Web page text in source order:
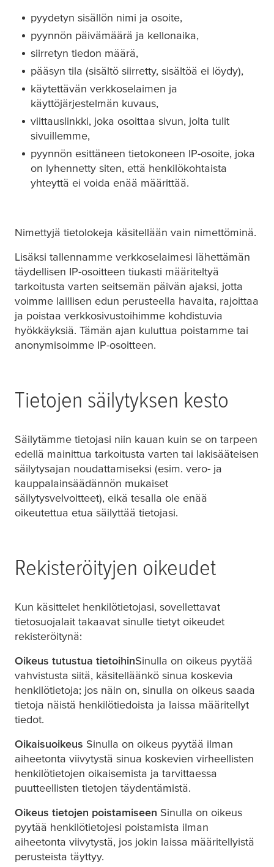
pyydetyn sisällön nimi ja osoite,
pyynnön päivämäärä ja kellonaika,
siirretyn tiedon määrä,
pääsyn tila (sisältö siirretty, sisältöä ei löydy),
käytettävän verkkoselaimen ja
käyttöjärjestelmän kuvaus,
viittauslinkki, joka osoittaa sivun, jolta tulit
sivuillemme,
pyynnön esittäneen tietokoneen IP-osoite, joka
on lyhennetty siten, että henkilökohtaista
yhteyttä ei voida enää määrittää.
Nimettyjä tietolokeja käsitellään vain nimettöminä.
Lisäksi tallennamme verkkoselaimesi lähettämän
täydellisen IP-osoitteen tiukasti määriteltyä
tarkoitusta varten seitsemän päivän ajaksi, jotta
voimme laillisen edun perusteella havaita, rajoittaa
ja poistaa verkkosivustoihimme kohdistuvia
hyökkäyksiä. Tämän ajan kuluttua poistamme tai
anonymisoimme IP-osoitteen.
Tietojen säilytyksen kesto
Säilytämme tietojasi niin kauan kuin se on tarpeen
edellä mainittua tarkoitusta varten tai lakisääteisen
säilytysajan noudattamiseksi (esim. vero- ja
kauppalainsäädännön mukaiset
säilytysvelvoitteet), eikä tesalla ole enää
oikeutettua etua säilyttää tietojasi.
Rekisteröityjen oikeudet
Kun käsittelet henkilötietojasi, sovellettavat
tietosuojalait takaavat sinulle tietyt oikeudet
rekisteröitynä:
Oikeus tutustua tietoihinSinulla on oikeus pyytää
vahvistusta siitä, käsitelläänkö sinua koskevia
henkilötietoja; jos näin on, sinulla on oikeus saada
tietoja näistä henkilötiedoista ja laissa määritellyt
tiedot.
Oikaisuoikeus Sinulla on oikeus pyytää ilman
aiheetonta viivytystä sinua koskevien virheellisten
henkilötietojen oikaisemista ja tarvittaessa
puutteellisten tietojen täydentämistä.
Oikeus tietojen poistamiseen Sinulla on oikeus
pyytää henkilötietojesi poistamista ilman
aiheetonta viivytystä, jos jokin laissa määritellyistä
perusteista täyttyy.